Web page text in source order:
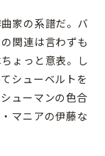
家の系譜だ。バ
関連は言わずも
ょっと意表。し
シューベルトを
ューマンの色合
マニアの伊藤な